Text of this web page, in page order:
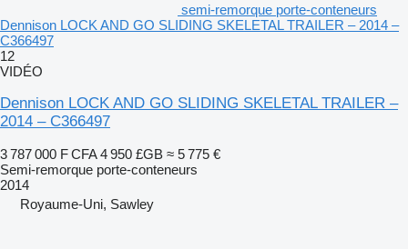
semi-remorque porte-conteneurs
Dennison LOCK AND GO SLIDING SKELETAL TRAILER – 2014 –
C366497
12
VIDÉO
Dennison LOCK AND GO SLIDING SKELETAL TRAILER –
2014 – C366497
3 787 000 F CFA 4 950 £GB ≈ 5 775 €
Semi-remorque porte-conteneurs
2014
Royaume-Uni, Sawley